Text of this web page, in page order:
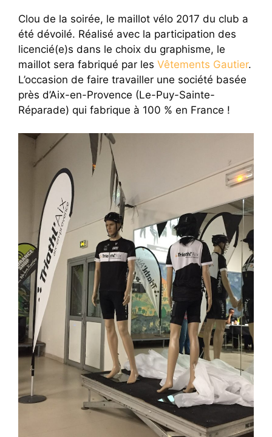
Clou de la soirée, le maillot vélo 2017 du club a
été dévoilé. Réalisé avec la participation des
licencié(e)s dans le choix du graphisme, le
maillot sera fabriqué par les Vêtements Gautier.
L’occasion de faire travailler une société basée
près d’Aix-en-Provence (Le-Puy-Sainte-
Réparade) qui fabrique à 100 % en France !